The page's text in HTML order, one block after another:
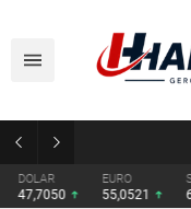
DOLAR
47,7050
EURO
55,0521